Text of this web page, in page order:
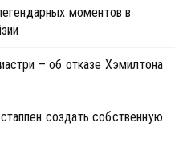
моментов в
– об отказе Хэмилтона
создать собственную